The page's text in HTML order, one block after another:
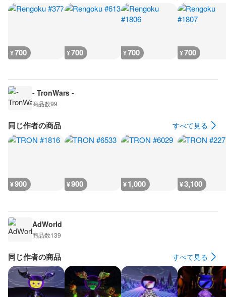
¥700 ¥700 ¥700 ¥700
- TronWars -
商品数99
同じ作者の商品 すべて見る
¥900 ¥900 ¥1,000 ¥3,100
AdWorld
商品数139
同じ作者の商品 すべて見る